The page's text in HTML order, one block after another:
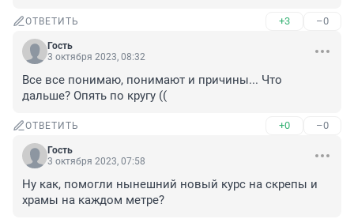
ОТВЕТИТЬ +3 –0
Гость
3 октября 2023, 08:32
Все все понимаю, понимают и причины... Что
дальше? Опять по кругу ((
ОТВЕТИТЬ +0 –0
Гость
3 октября 2023, 07:58
Ну как, помогли нынешний новый курс на скрепы и
храмы на каждом метре?